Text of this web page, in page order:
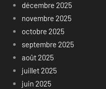
décembre 2025
novembre 2025
octobre 2025
septembre 2025
août 2025
juillet 2025
juin 2025